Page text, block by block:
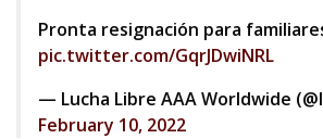
Pronta resignación para
pic.twitter.com/GqrJDwiNRL
— Lucha Libre AAA Worldwide
February 10, 2022